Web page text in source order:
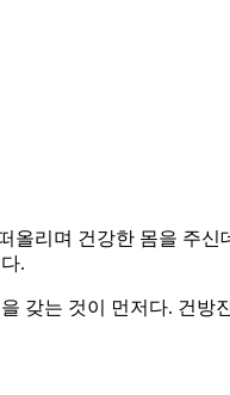
리며 건강한 몸을 주
.
갖는 것이 먼저다. 건